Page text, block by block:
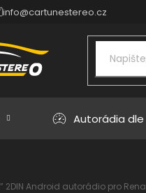
info@cartunestereo.cz
Autorádia
2DIN Android autorádio pro